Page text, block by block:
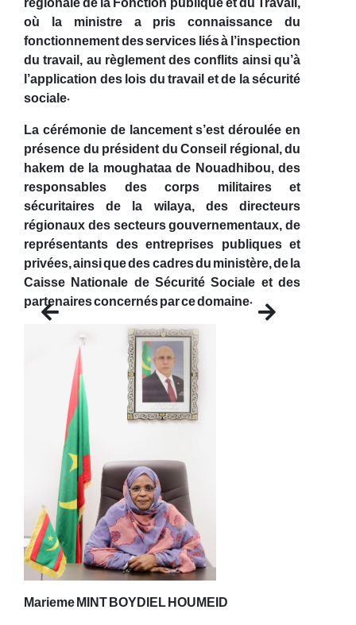
régionale de la Fonction publique et du Travail,
où la ministre a pris connaissance du
fonctionnement des services liés à l’inspection
du travail, au règlement des conflits ainsi qu’à
l’application des lois du travail et de la sécurité
sociale.
La cérémonie de lancement s’est déroulée en
présence du président du Conseil régional, du
hakem de la moughataa de Nouadhibou, des
responsables des corps militaires et
sécuritaires de la wilaya, des directeurs
régionaux des secteurs gouvernementaux, de
représentants des entreprises publiques et
privées, ainsi que des cadres du ministère, de la
Caisse Nationale de Sécurité Sociale et des
partenaires concernés par ce domaine.
Previous Next
Marieme MINT BOYDIEL HOUMEID